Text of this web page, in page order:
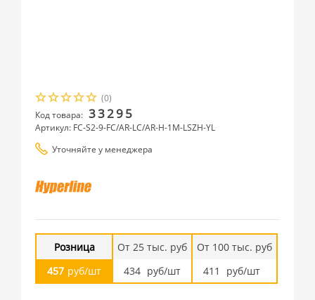
(0)
Код товара: 33295
Артикул: FC-S2-9-FC/AR-LC/AR-H-1M-LSZH-YL
Уточняйте у менеджера
Розница
457 руб/шт
От 25 тыс. руб
434 руб/шт
От 100 тыс. руб
411
руб/шт